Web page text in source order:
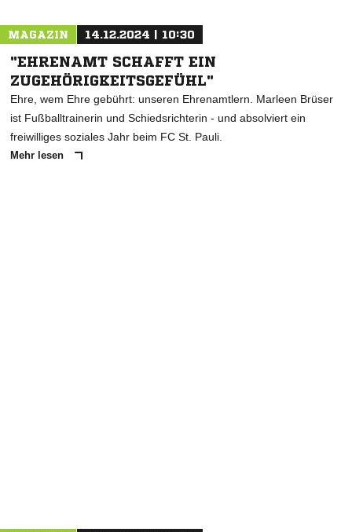
MAGAZIN 14.12.2024 | 10:30
"EHRENAMT SCHAFFT EIN
ZUGEHÖRIGKEITSGEFÜHL"
Ehre, wem Ehre gebührt: unseren Ehrenamtlern. Marleen Brüser
ist Fußballtrainerin und Schiedsrichterin - und absolviert ein
freiwilliges soziales Jahr beim FC St. Pauli.
Mehr lesen